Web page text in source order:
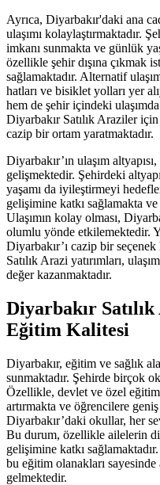
Ayrıca, Diyarbakır'daki ana
ulaşımı kolaylaştırmaktadır.
imkanı sunmakta ve günlük
özellikle şehir dışına çıkmak
sağlamaktadır. Alternatif
hatları ve bisiklet yolları yer
hem de şehir içindeki
Diyarbakır Satılık Araziler için
cazip bir ortam yaratmaktadır.
Diyarbakır’ın ulaşım
gelişmektedir. Şehirdeki
yaşamı da iyileştirmeyi
gelişimine katkı sağlamakta
Ulaşımın kolay olması,
olumlu yönde etkilemektedir.
Diyarbakır’ı cazip bir
Satılık Arazi yatırımları,
değer kazanmaktadır.
Diyarbakır
Eğitim Kalitesi
Diyarbakır, eğitim ve sağlık
sunmaktadır. Şehirde birçok
Özellikle, devlet ve özel
artırmakta ve öğrencilere
Diyarbakır’daki okullar, her
Bu durum, özellikle ailelerin
gelişimine katkı
bu eğitim olanakları
gelmektedir.